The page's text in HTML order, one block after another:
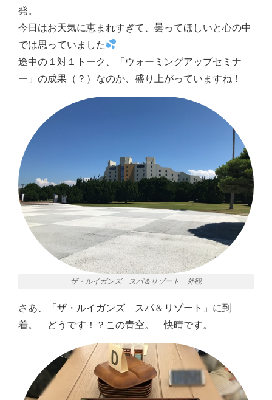
発。
今日はお天気に恵まれすぎて、曇ってほしいと心の中
では思っていました
途中の１対１トーク、「ウォーミングアップセミナ
ー」の成果（？）なのか、盛り上がっていますね！
ザ・ルイガンズ スパ＆リゾート 外観
さあ、「ザ・ルイガンズ スパ＆リゾート」に到
着。 どうです！？この青空。 快晴です。